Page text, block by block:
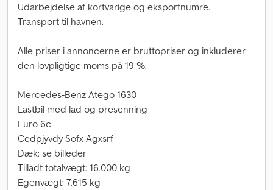
Udarbejdelse af kortvarige og eksportnumre.
Transport til havnen.
Alle priser i annoncerne er bruttopriser og inkluderer
den lovpligtige moms på 19 %.
Mercedes-Benz Atego 1630
Lastbil med lad og presenning
Euro 6c
Cedpjyvdy Sofx Agxsrf
Dæk: se billeder
Tilladt totalvægt: 16.000 kg
Egenvægt: 7.615 kg